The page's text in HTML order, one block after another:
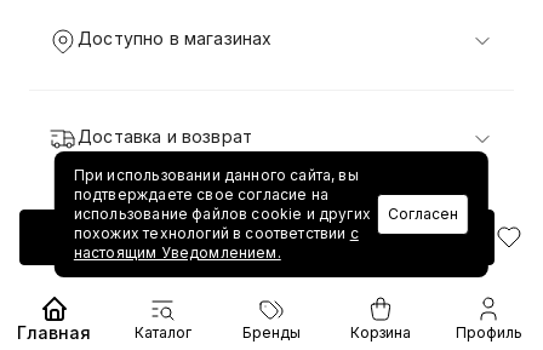
Добавить в корзину
Доступно в магазинах
Доставка и возврат
При использовании данного сайта, вы
подтверждаете свое согласие на
использование файлов cookie и других
похожих технологий в соответствии с
настоящим Уведомлением.
Согласен
Главная Каталог Бренды Корзина Профиль